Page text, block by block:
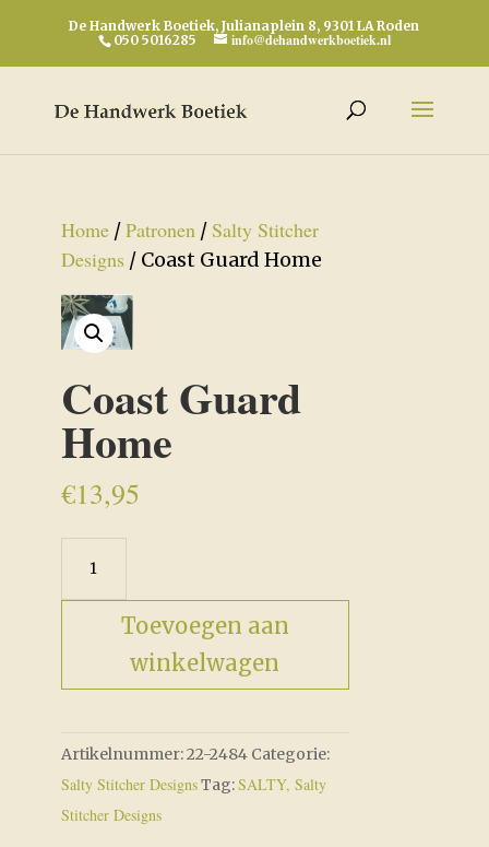
De Handwerk Boetiek, Julianaplein 8, 9301 LA Roden
050 5016285
info@dehandwerkboetiek.nl
Home/Patronen/ Salty Stitcher
Designs / Coast Guard Home
Coast Guard
Home
€13,95
Guard
Toevoegen aan
winkelwagen
Artikelnummer:22-2484 Categorie:
Salty Stitcher DesignsTag:SALTY, Salty
Stitcher Designs